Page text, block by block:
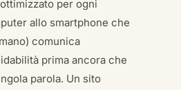
per ogni
allo smartphone che
comunica
prima ancora che
parola. Un sito